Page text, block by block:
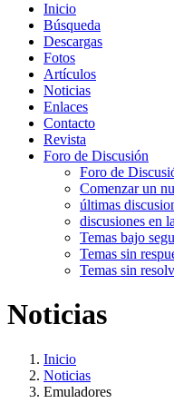
Inicio
Búsqueda
Descargas
Fotos
Artículos
Noticias
Enlaces
Contacto
Revista
Foro de Discusión
Foro de
Comenzar un
últimas
discusiones en
Temas bajo
Temas sin
Temas sin
Noticias
Inicio
Noticias
Emuladores